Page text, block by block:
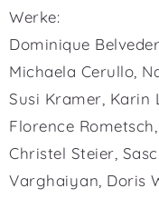
Werke:
Dominique
Michaela Cerullo,
Susi Kramer, Karin
Florence
Christel Steier,
Varghaiyan, Doris